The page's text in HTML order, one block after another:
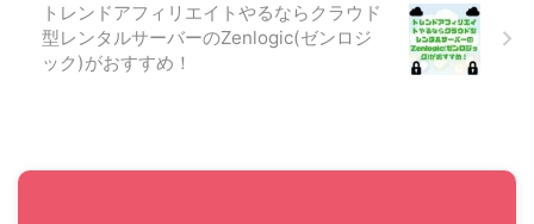
こからは ...
トレンドアフィリエイトやるならクラウド
型レンタルサーバーのZenlogic(ゼンロジ
ック)がおすすめ！